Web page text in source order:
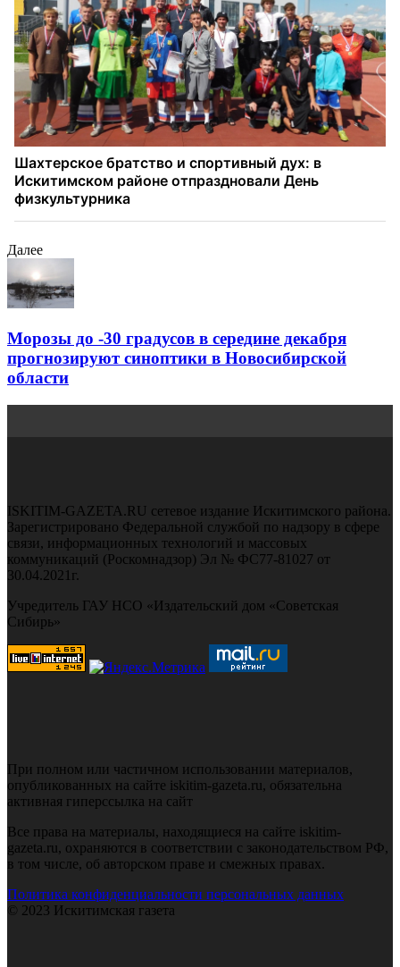
Далее
Морозы до -30 градусов в середине декабря
прогнозируют синоптики в Новосибирской
области
ISKITIM-GAZETA.RU сетевое издание Искитимского района.
Зарегистрировано Федеральной службой по надзору в сфере
связи, информационных технологий и массовых
коммуникаций (Роскомнадзор) Эл № ФС77-81027 от
30.04.2021г.
Учредитель ГАУ НСО «Издательский дом «Советская
Сибирь»
При полном или частичном использовании материалов,
опубликованных на сайте iskitim-gazeta.ru, обязательна
активная гиперссылка на сайт
Все права на материалы, находящиеся на сайте iskitim-
gazeta.ru, охраняются в соответствии с законодательством РФ,
в том числе, об авторском праве и смежных правах.
Политика конфиденциальности персональных данных
© 2023 Искитимская газета